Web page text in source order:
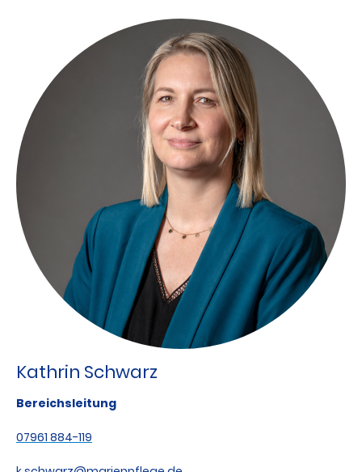
Kathrin Schwarz
Bereichsleitung
07961 884-119